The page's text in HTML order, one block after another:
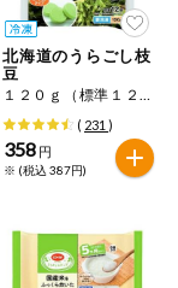
れていない商品
乳
北海道のうらごし枝
豆
１２０ｇ（標準１２個）
( 231 )
358 円
※ (税込 387円)